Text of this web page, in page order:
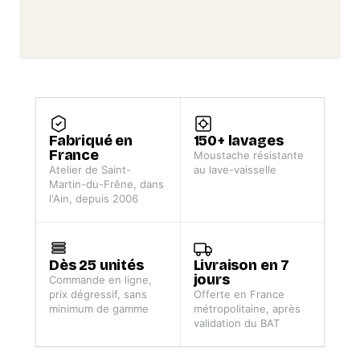
Fabriqué en
France
Atelier de Saint-
Martin-du-Frêne, dans
l'Ain, depuis 2006
150+ lavages
Moustache résistante
au lave-vaisselle
Dès 25 unités
Commande en ligne,
prix dégressif, sans
minimum de gamme
Livraison en 7
jours
Offerte en France
métropolitaine, après
validation du BAT